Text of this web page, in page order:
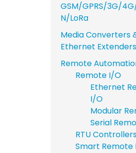
GSM/GPRS/3G/
N/LoRa
Media Converters
Ethernet Extenders
Remote
Remote I/O
Ethernet
I/O
Modular
Serial
RTU
Smart Remote